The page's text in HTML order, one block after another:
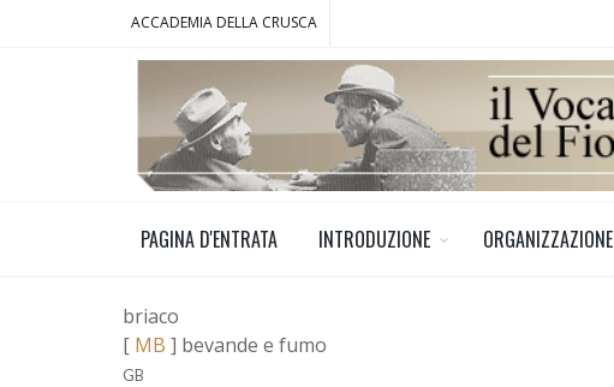
ACCADEMIA DELLA CRUSCA
PAGINA D'ENTRATA INTRODUZIONE ORGANIZZAZIONE
briaco
[ MB ] bevande e fumo
GB